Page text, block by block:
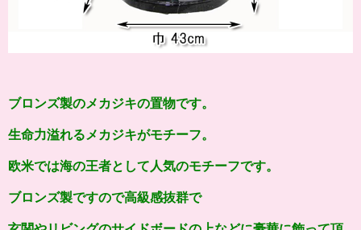
ブロンズ製のメカジキの置物です。
生命力溢れるメカジキがモチーフ。
欧米では海の王者として人気のモチーフです。
ブロンズ製ですので高級感抜群で